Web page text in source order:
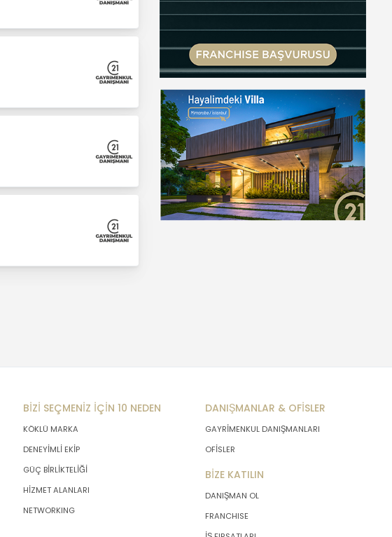
BİZİ SEÇMENİZ İÇİN 10 NEDEN
KÖKLÜ MARKA
DENEYİMLİ EKİP
GÜÇ BİRLİKTELİĞİ
HİZMET ALANLARI
NETWORKING
DANIŞMANLAR & OFİSLER
GAYRİMENKUL DANIŞMANLARI
OFİSLER
BİZE KATILIN
DANIŞMAN OL
FRANCHISE